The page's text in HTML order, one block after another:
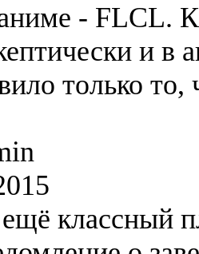
- FLCL.
и в
только то,
классный